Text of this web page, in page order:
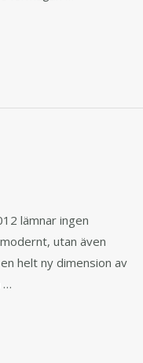
lämnar ingen
utan även
helt ny dimension av
…